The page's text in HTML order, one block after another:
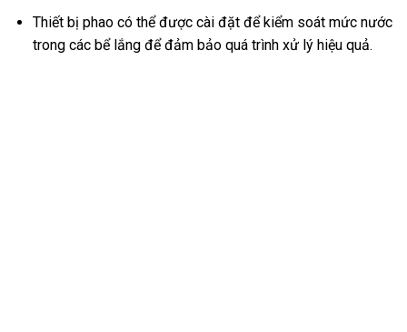
Thiết bị phao có thể được cài đặt để kiểm soát mức nước
trong các bể lắng để đảm bảo quá trình xử lý hiệu quả.